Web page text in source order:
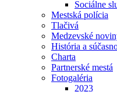
Sociálne
Mestská polícia
Tlačivá
Medzevské
História a
Charta
Partnerské mestá
Fotogaléria
2023